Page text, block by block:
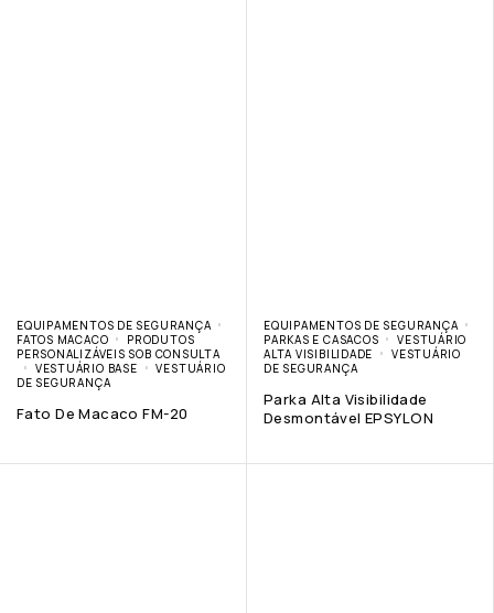
EQUIPAMENTOS DE SEGURANÇA
FATOS MACACO
PRODUTOS
PERSONALIZÁVEIS SOB CONSULTA
VESTUÁRIO BASE
VESTUÁRIO
DE SEGURANÇA
Fato De Macaco FM-20
EQUIPAMENTOS DE SEGURANÇA
PARKAS E CASACOS
VESTUÁRIO
ALTA VISIBILIDADE
VESTUÁRIO
DE SEGURANÇA
Parka Alta Visibilidade
Desmontável EPSYLON